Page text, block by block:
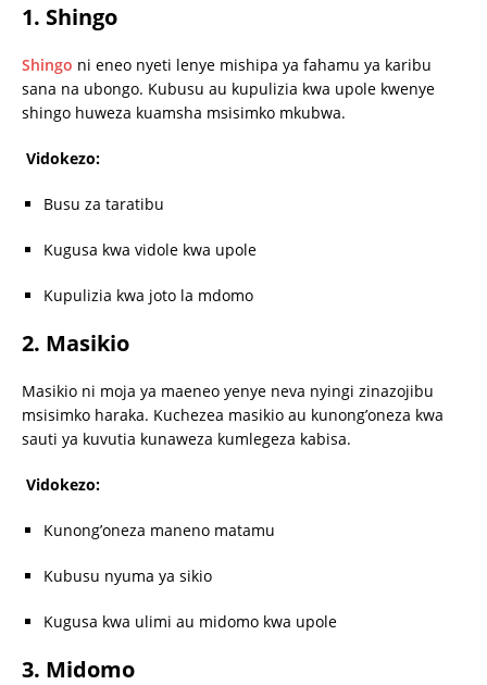
1. Shingo
Shingo ni eneo nyeti lenye mishipa ya fahamu ya karibu
sana na ubongo. Kubusu au kupulizia kwa upole kwenye
shingo huweza kuamsha msisimko mkubwa.
Vidokezo:
Busu za taratibu
Kugusa kwa vidole kwa upole
Kupulizia kwa joto la mdomo
2. Masikio
Masikio ni moja ya maeneo yenye neva nyingi zinazojibu
msisimko haraka. Kuchezea masikio au kunong’oneza kwa
sauti ya kuvutia kunaweza kumlegeza kabisa.
Vidokezo:
Kunong’oneza maneno matamu
Kubusu nyuma ya sikio
Kugusa kwa ulimi au midomo kwa upole
3. Midomo